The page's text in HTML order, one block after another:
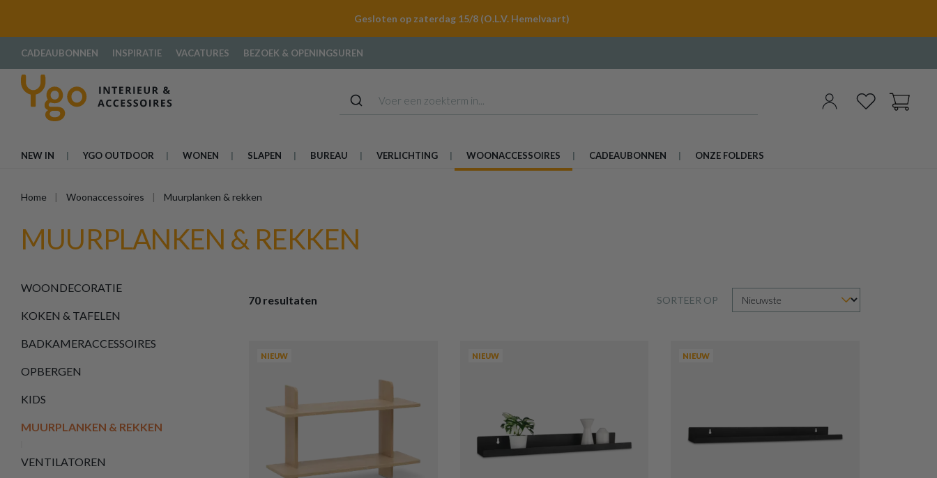
Gesloten op zaterdag 15/8 (O.L.V. Hemelvaart)
CADEAUBONNEN INSPIRATIE VACATURES BEZOEK & OPENINGSUREN
NEW IN YGO OUTDOOR WONEN SLAPEN BUREAU VERLICHTING WOONACCESSOIRES CADEAUBONNEN ONZE FOLDERS
Home Woonaccessoires Muurplanken & rekken
MUURPLANKEN & REKKEN
WOONDECORATIE
KOKEN & TAFELEN
BADKAMERACCESSOIRES
OPBERGEN
KIDS
MUURPLANKEN & REKKEN
VENTILATOREN
70 resultaten SORTEER OP
NIEUW NIEUW NIEUW